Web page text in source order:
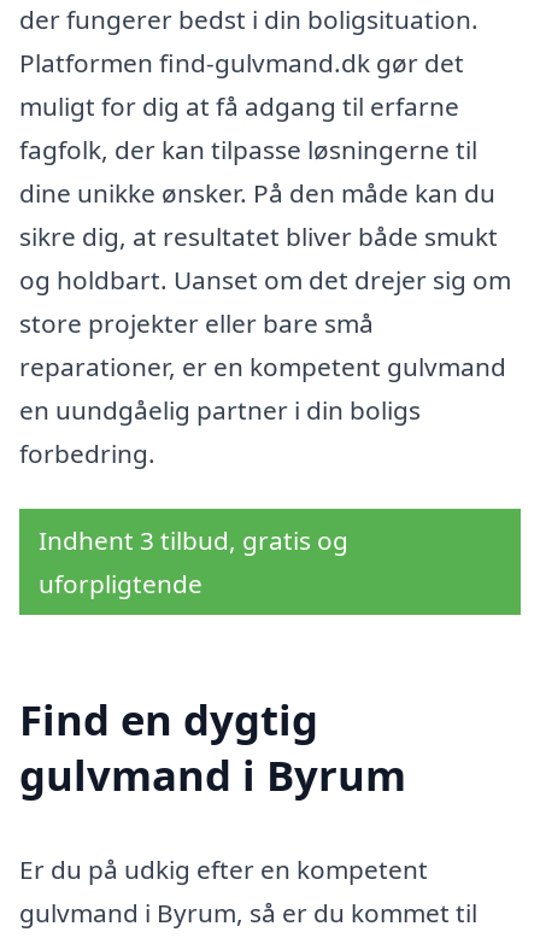
der fungerer bedst i din boligsituation.
Platformen find-gulvmand.dk gør det
muligt for dig at få adgang til erfarne
fagfolk, der kan tilpasse løsningerne til
dine unikke ønsker. På den måde kan du
sikre dig, at resultatet bliver både smukt
og holdbart. Uanset om det drejer sig om
store projekter eller bare små
reparationer, er en kompetent gulvmand
en uundgåelig partner i din boligs
forbedring.
Indhent 3 tilbud, gratis og
uforpligtende
Find en dygtig
gulvmand i Byrum
Er du på udkig efter en kompetent
gulvmand i Byrum, så er du kommet til